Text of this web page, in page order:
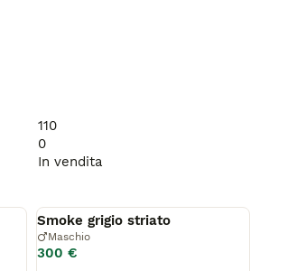
110
0
In vendita
Smoke grigio striato
Maschio
300 €